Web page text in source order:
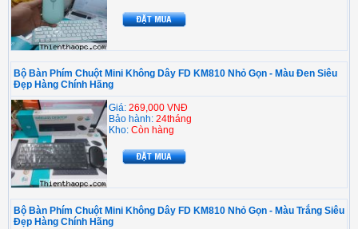
Bộ Bàn Phím Chuột Mini Không Dây FD KM810 Nhỏ Gọn - Màu Đen Siêu
Đẹp Hàng Chính Hãng
Giá: 269,000 VNĐ
Bảo hành: 24tháng
Kho: Còn hàng
Bộ Bàn Phím Chuột Mini Không Dây FD KM810 Nhỏ Gọn - Màu Trắng Siêu
Đẹp Hàng Chính Hãng